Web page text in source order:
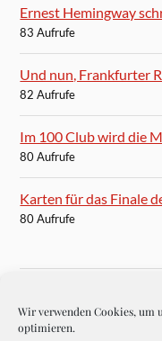
Wir verwenden Cookies, um
optimieren.
Ernest Hemingway
83 Aufrufe
Und nun, Frankfurter
82 Aufrufe
Im 100 Club wird die
80 Aufrufe
Karten für das Finale
80 Aufrufe
BLOGROLL